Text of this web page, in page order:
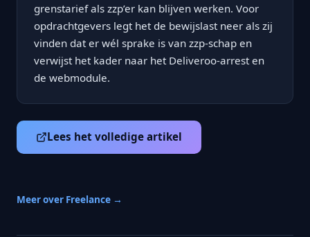
grenstarief als zzp’er kan blijven werken. Voor
opdrachtgevers legt het de bewijslast neer als zij
vinden dat er wél sprake is van zzp-schap en
verwijst het kader naar het Deliveroo-arrest en
de webmodule.
Lees het volledige artikel
Meer over Freelance →